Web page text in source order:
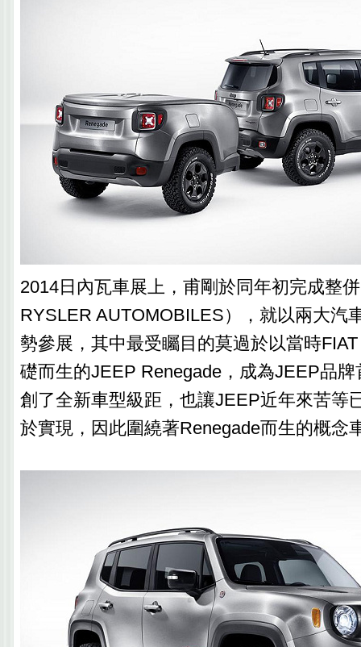
2014日內瓦車展上，甫剛於同年初完成整
RYSLER AUTOMOBILES），就以兩大汽
勢參展，其中最受矚目的莫過於以當時
礎而生的JEEP Renegade，成為JEEP品
創了全新車型級距，也讓JEEP近年來苦等
於實現，因此圍繞著Renegade而生的概念